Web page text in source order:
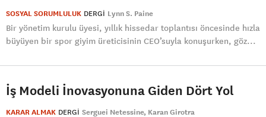
SOSYAL SORUMLULUK DERGI Lynn S. Paine
Bir yönetim kurulu üyesi, yıllık hissedar toplantısı öncesinde hızla
büyüyen bir spor giyim üreticisinin CEO’suyla konuşurken, göz...
İş Modeli İnovasyonuna Giden Dört Yol
KARAR ALMAK DERGI Serguei Netessine Karan Girotra